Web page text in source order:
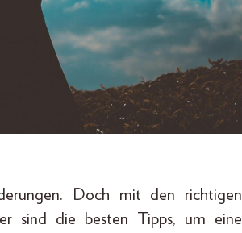
Doch mit den richtigen
sind die besten Tipps, um eine